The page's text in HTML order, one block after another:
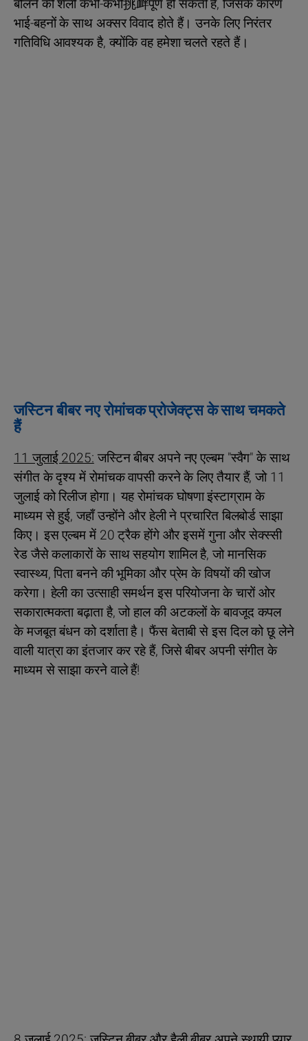
बोलने की शैली कभी-कभी挑衅पूर्ण हो सकती है, जिसके कारण
भाई-बहनों के साथ अक्सर विवाद होते हैं। उनके लिए निरंतर
गतिविधि आवश्यक है, क्योंकि वह हमेशा चलते रहते हैं।
जस्टिन बीबर नए रोमांचक प्रोजेक्ट्स के साथ चमकते
हैं
11 जुलाई 2025:जस्टिन बीबर अपने नए एल्बम "स्वैग" के साथ
संगीत के दृश्य में रोमांचक वापसी करने के लिए तैयार हैं, जो 11
जुलाई को रिलीज होगा। यह रोमांचक घोषणा इंस्टाग्राम के
माध्यम से हुई, जहाँ उन्होंने और हेली ने प्रचारित बिलबोर्ड साझा
किए। इस एल्बम में 20 ट्रैक होंगे और इसमें गुना और सेक्स्सी
रेड जैसे कलाकारों के साथ सहयोग शामिल है, जो मानसिक
स्वास्थ्य, पिता बनने की भूमिका और प्रेम के विषयों की खोज
करेगा। हेली का उत्साही समर्थन इस परियोजना के चारों ओर
सकारात्मकता बढ़ाता है, जो हाल की अटकलों के बावजूद कपल
के मजबूत बंधन को दर्शाता है। फैंस बेताबी से इस दिल को छू लेने
वाली यात्रा का इंतजार कर रहे हैं, जिसे बीबर अपनी संगीत के
माध्यम से साझा करने वाले हैं!